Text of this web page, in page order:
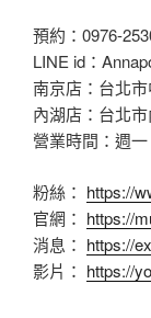
預約：0976-
LINE id：
南京店：台北
內湖店：台北
營業時間：週
粉絲： https://
官網： https://
消息： https://
影片： https://